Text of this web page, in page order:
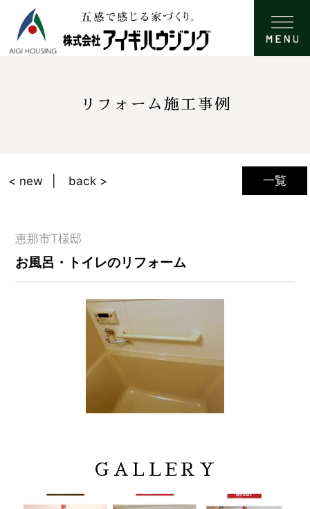
リフォーム施工事例
一覧
< new back >
恵那市T様邸
お風呂・トイレのリフォーム
GALLERY